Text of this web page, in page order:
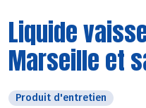
Liquide
Marseille et
Produit d'entretien